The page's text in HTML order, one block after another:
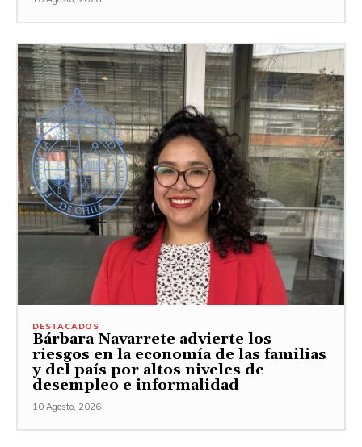
DESTACADOS
Bárbara Navarrete advierte los
riesgos en la economía de las familias
y del país por altos niveles de
desempleo e informalidad
10 Agosto, 2026